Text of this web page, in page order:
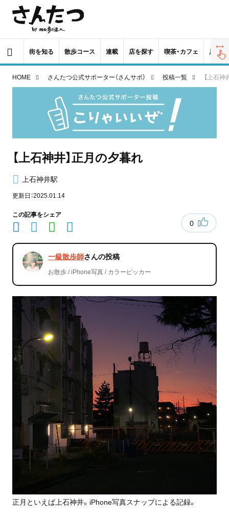
街を知る 散歩コース 連載 店を探す 喫茶・カフェ 居酒屋
HOME さんたつ公式サポーター（さんサポ） 投稿一覧 【上石神
【上石神井】正月の夕暮れ
上石神井駅
更新日：2025.01.14
この記事をシェア
0
一級散歩師さんの投稿
お散歩 / iPhone写真 / カラーピッカー
正月といえば上石神井。iPhone写真スナップによる記録。